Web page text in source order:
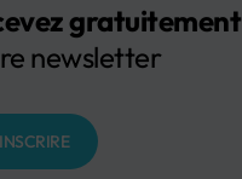
gratuitement
newsletter